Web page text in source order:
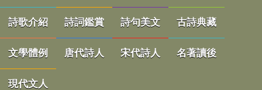
詩歌介紹 詩詞鑑賞 詩句美文 古詩典藏
文學體例 唐代詩人 宋代詩人 名著讀後
現代文人